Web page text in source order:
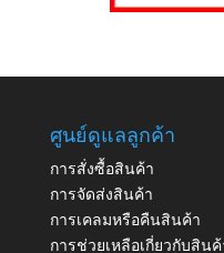
ศูนย์ดูแลลูกค้า
การสั่งซื้อสินค้า
การจัดส่งสินค้า
การเคลมหรือคืนสินค้า
การช่วยเหลือเกี่ยวกับสินค้